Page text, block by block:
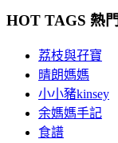
HOT TAGS 熱
荔枝與孖寶
晴朗媽媽
小小豬kinsey
余媽媽手記
食譜